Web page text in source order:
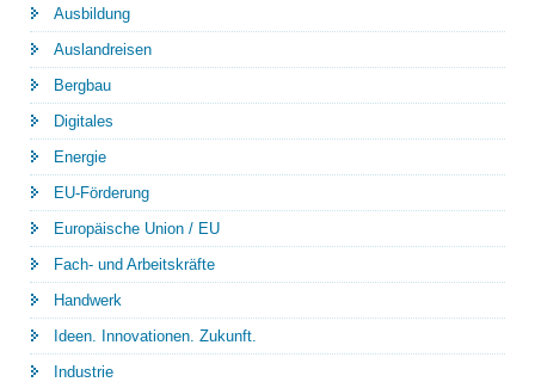
Ausbildung
Auslandreisen
Bergbau
Digitales
Energie
EU-Förderung
Europäische Union / EU
Fach- und Arbeitskräfte
Handwerk
Ideen. Innovationen. Zukunft.
Industrie